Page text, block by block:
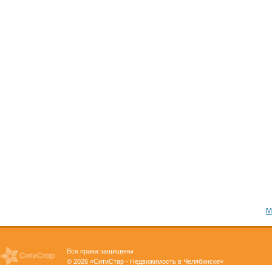
Все права защищены
© 2026 «СитиСтар - Недвижимость в Челябинске»